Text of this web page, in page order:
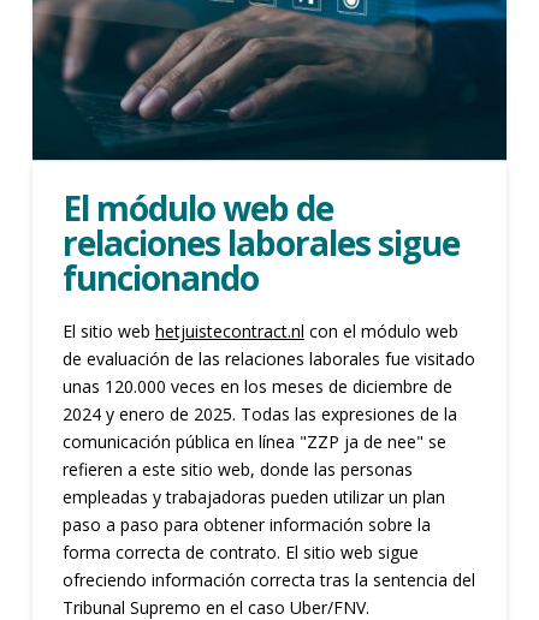
El módulo web de
relaciones laborales sigue
funcionando
El sitio web hetjuistecontract.nl con el módulo web
de evaluación de las relaciones laborales fue visitado
unas 120.000 veces en los meses de diciembre de
2024 y enero de 2025. Todas las expresiones de la
comunicación pública en línea "ZZP ja de nee" se
refieren a este sitio web, donde las personas
empleadas y trabajadoras pueden utilizar un plan
paso a paso para obtener información sobre la
forma correcta de contrato. El sitio web sigue
ofreciendo información correcta tras la sentencia del
Tribunal Supremo en el caso Uber/FNV.